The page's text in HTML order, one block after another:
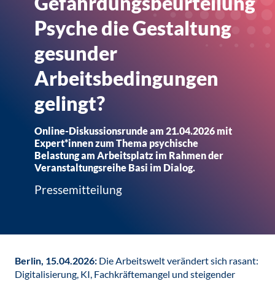
Psyche die Gestaltung
gesunder
Arbeitsbedingungen
gelingt?
Online-Diskussionsrunde am 21.04.2026 mit
Expert*innen zum Thema psychische
Belastung am Arbeitsplatz im Rahmen der
Veranstaltungsreihe Basi im Dialog.
Pressemitteilung
Berlin, 15.04.2026: Die Arbeitswelt verändert sich rasant:
Digitalisierung, KI, Fachkräftemangel und steigender